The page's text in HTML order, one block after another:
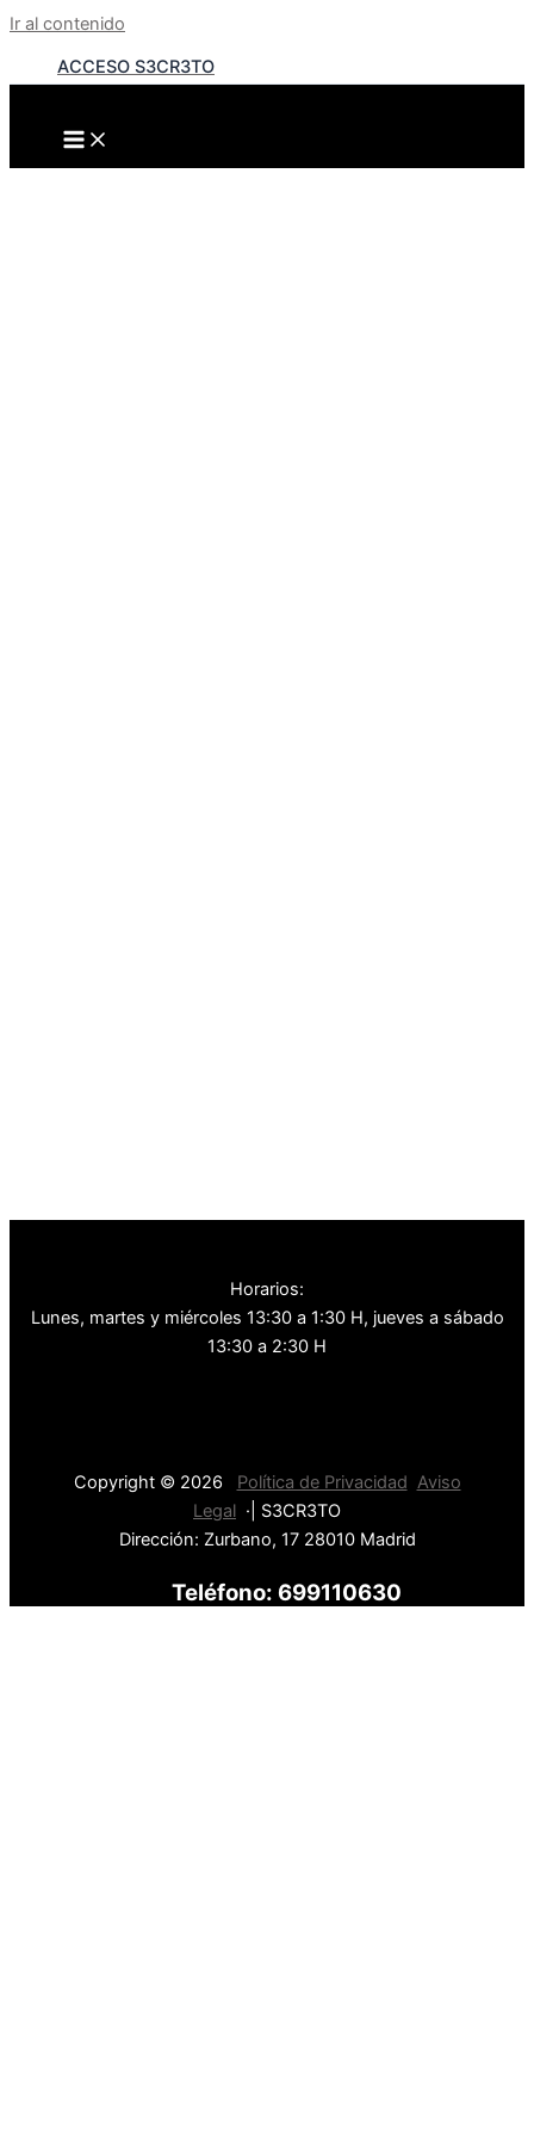
Ir al contenido
ACCESO S3CR3TO
Horarios:
Lunes, martes y miércoles 13:30 a 1:30 H, jueves a sábado
13:30 a 2:30 H
Copyright © 2026 Política de Privacidad Aviso
Legal ·| S3CR3TO
Dirección: Zurbano, 17 28010 Madrid
Teléfono: 699110630